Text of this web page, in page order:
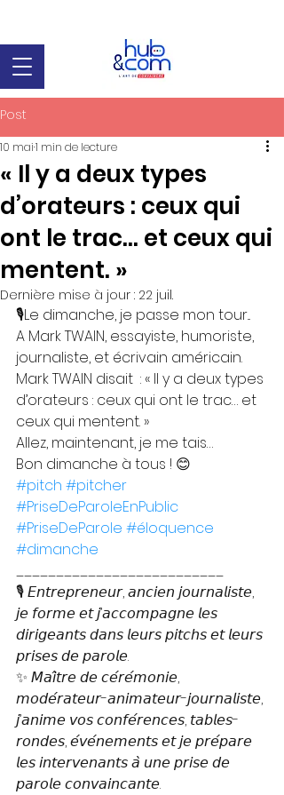
Post
« Il y a deux types
d’orateurs : ceux qui
ont le trac… et ceux qui
mentent. »
10 mai1 min de lecture
Dernière mise à jour : 22 juil.
🎙️Le dimanche, je passe mon tour...
A Mark TWAIN, essayiste, humoriste,
journaliste, et écrivain américain.
Mark TWAIN disait  : « Il y a deux types
d’orateurs : ceux qui ont le trac… et
ceux qui mentent. »
Allez, maintenant, je me tais…
Bon dimanche à tous ! 😊
#pitch #pitcher
#PriseDeParoleEnPublic
#PriseDeParole #éloquence
#dimanche
__________________________
🎙️ 𝘌𝘯𝘵𝘳𝘦𝘱𝘳𝘦𝘯𝘦𝘶𝘳, 𝘢𝘯𝘤𝘪𝘦𝘯 𝘫𝘰𝘶𝘳𝘯𝘢𝘭𝘪𝘴𝘵𝘦,
𝘫𝘦 𝘧𝘰𝘳𝘮𝘦 𝘦𝘵 𝘫’𝘢𝘤𝘤𝘰𝘮𝘱𝘢𝘨𝘯𝘦 𝘭𝘦𝘴
𝘥𝘪𝘳𝘪𝘨𝘦𝘢𝘯𝘵𝘴 𝘥𝘢𝘯𝘴 𝘭𝘦𝘶𝘳𝘴 𝘱𝘪𝘵𝘤𝘩𝘴 𝘦𝘵 𝘭𝘦𝘶𝘳𝘴
𝘱𝘳𝘪𝘴𝘦𝘴 𝘥𝘦 𝘱𝘢𝘳𝘰𝘭𝘦.
✨ 𝘔𝘢𝘪̂𝘵𝘳𝘦 𝘥𝘦 𝘤𝘦́𝘳𝘦́𝘮𝘰𝘯𝘪𝘦,
𝘮𝘰𝘥𝘦́𝘳𝘢𝘵𝘦𝘶𝘳-𝘢𝘯𝘪𝘮𝘢𝘵𝘦𝘶𝘳-𝘫𝘰𝘶𝘳𝘯𝘢𝘭𝘪𝘴𝘵𝘦,
𝘫’𝘢𝘯𝘪𝘮𝘦 𝘷𝘰𝘴 𝘤𝘰𝘯𝘧𝘦́𝘳𝘦𝘯𝘤𝘦𝘴, 𝘵𝘢𝘣𝘭𝘦𝘴-
𝘳𝘰𝘯𝘥𝘦𝘴, 𝘦́𝘷𝘦́𝘯𝘦𝘮𝘦𝘯𝘵𝘴 𝘦𝘵 𝘫𝘦 𝘱𝘳𝘦́𝘱𝘢𝘳𝘦
𝘭𝘦𝘴 𝘪𝘯𝘵𝘦𝘳𝘷𝘦𝘯𝘢𝘯𝘵𝘴 𝘢̀ 𝘶𝘯𝘦 𝘱𝘳𝘪𝘴𝘦 𝘥𝘦
𝘱𝘢𝘳𝘰𝘭𝘦 𝘤𝘰𝘯𝘷𝘢𝘪𝘯𝘤𝘢𝘯𝘵𝘦.